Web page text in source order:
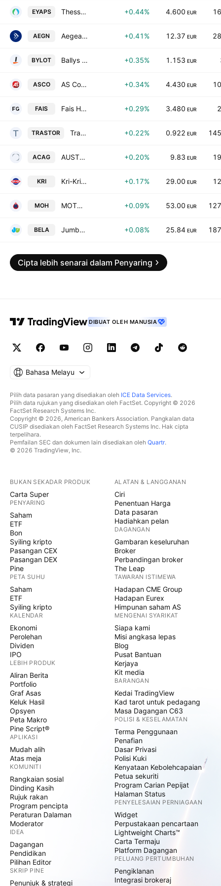
EYAPS Thessaloniki Water and Sewage Company SA +0.44% 4.600 EUR
AEGN Aegean Airlines SA +0.41% 12.37 EUR
BYLOT Ballys Intralot S.A. +0.35% 1.153 EUR
ASCO AS Company S.A. +0.34% 4.430 EUR
FAIS Fais Holding Societe Anonyme +0.29% 3.480 EUR
TRASTOR Trastor Real Estate Investment Company S.A. +0.22% 0.922 EUR
ACAG AUSTRIACARD HOLDINGS AG +0.20% 9.83 EUR
KRI Kri-Kri Milk Industry S.A. +0.17% 29.00 EUR
MOH MOTOR OIL (HELLAS) CORINTH REFINERIES S.A. +0.09% 53.00 EUR
BELA Jumbo S.A. +0.08% 25.84 EUR
Cipta lebih senarai dalam Penyaring
DIBUAT OLEH MANUSIA
Bahasa Melayu
Pilih data pasaran yang disediakan oleh ICE Data Services.
Pilih data rujukan yang disediakan oleh FactSet. Copyright © 2026
FactSet Research Systems Inc.
Copyright © 2026, American Bankers Association. Pangkalan data
CUSIP disediakan oleh FactSet Research Systems Inc. Hak cipta
terpelihara.
Pemfailan SEC dan dokumen lain disediakan oleh Quartr.
© 2026 TradingView, Inc.
BUKAN SEKADAR PRODUK
Carta Super
PENYARING
Saham
ETF
Bon
Syiling kripto
Pasangan CEX
Pasangan DEX
Pine
PETA SUHU
Saham
ETF
Syiling kripto
KALENDAR
Ekonomi
Perolehan
Dividen
IPO
LEBIH PRODUK
Aliran Berita
Portfolio
Graf Asas
Keluk Hasil
Opsyen
Peta Makro
Pine Script®
APLIKASI
Mudah alih
Atas meja
KOMUNITI
Rangkaian sosial
Dinding Kasih
Rujuk rakan
Program pencipta
Peraturan Dalaman
Moderator
IDEA
Dagangan
Pendidikan
Pilihan Editor
SKRIP PINE
Penunjuk & strategi
ALATAN & LANGGANAN
Ciri
Penentuan Harga
Data pasaran
Hadiahkan pelan
DAGANGAN
Gambaran keseluruhan
Broker
Perbandingan broker
The Leap
TAWARAN ISTIMEWA
Hadapan CME Group
Hadapan Eurex
Himpunan saham AS
MENGENAI SYARIKAT
Siapa kami
Misi angkasa lepas
Blog
Pusat Bantuan
Kerjaya
Kit media
BARANGAN
Kedai TradingView
Kad tarot untuk pedagang
Masa Dagangan C63
POLISI & KESELAMATAN
Terma Penggunaan
Penafian
Dasar Privasi
Polisi Kuki
Kenyataan Kebolehcapaian
Petua sekuriti
Program Carian Pepijat
Halaman Status
PENYELESAIAN PERNIAGAAN
Widget
Perpustakaan pencartaan
Lightweight Charts™
Carta Termaju
Platform Dagangan
PELUANG PERTUMBUHAN
Pengiklanan
Integrasi brokeraj